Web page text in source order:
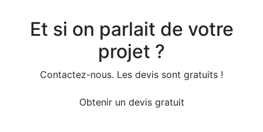
Et si on parlait de votre
projet ?
Contactez-nous. Les devis sont gratuits !
Obtenir un devis gratuit